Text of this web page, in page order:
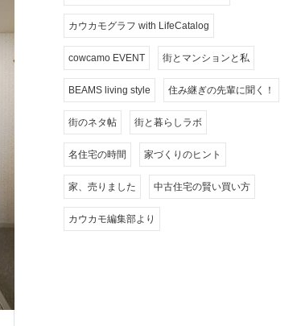
カウカモグラフ with LifeCatalog
cowcamo EVENT 街とマンションと私
BEAMS living style 住み継ぎの先輩に聞く！
街のネタ帖 街と暮らしラボ
名住宅の時間 家づくりのヒント
家、売りました 中古住宅の賢い買い方
カウカモ編集部より